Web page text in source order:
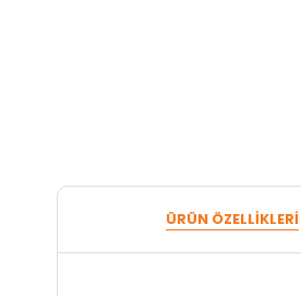
ÜRÜN ÖZELLIKLERI